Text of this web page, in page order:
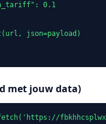
0.1
json=payload)
met jouw data)